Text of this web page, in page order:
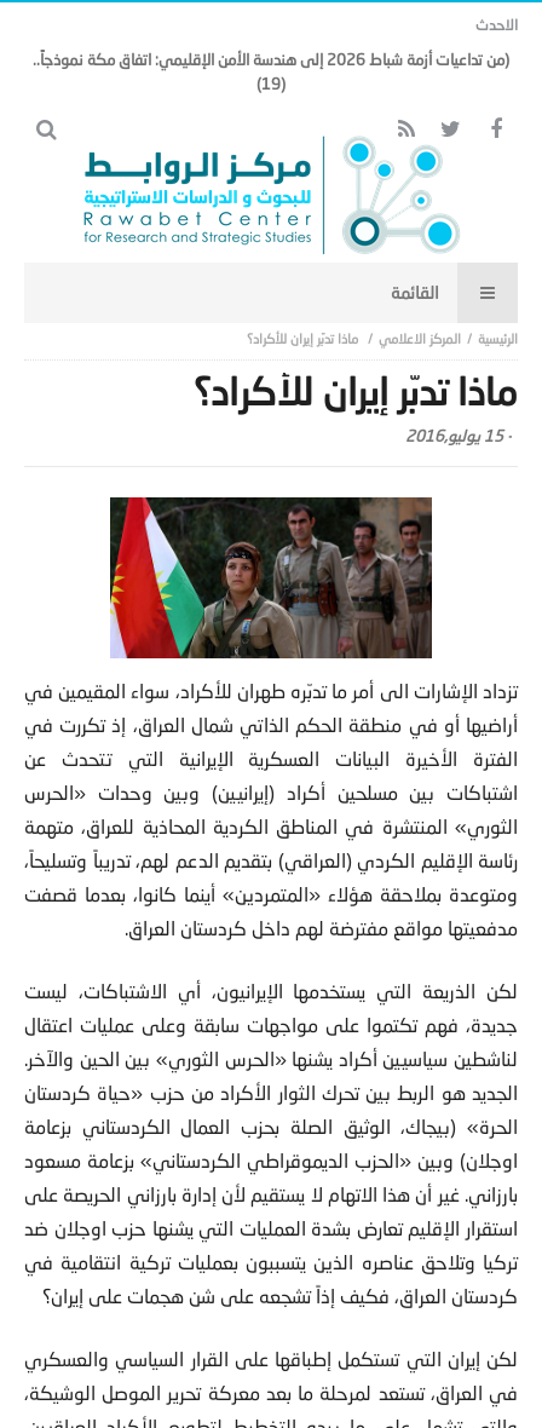
الاحدث
(من تداعيات أزمة شباط 2026 إلى هندسة الأمن الإقليمي: اتفاق مكة نموذجاً..
(19)
المركز الاعلامي ماذا تدبّر إيران للأكراد؟
ماذا تدبّر إيران للأكراد؟
-15 يوليو,2016
تزداد الإشارات الى أمر ما تدبّره طهران للأكراد، سواء المقيمين في
أراضيها أو في منطقة الحكم الذاتي شمال العراق، إذ تكررت في
الفترة الأخيرة البيانات العسكرية الإيرانية التي تتحدث عن
اشتباكات بين مسلحين أكراد (إيرانيين) وبين وحدات «الحرس
الثوري» المنتشرة في المناطق الكردية المحاذية للعراق، متهمة
رئاسة الإقليم الكردي (العراقي) بتقديم الدعم لهم، تدريباً وتسليحاً،
ومتوعدة بملاحقة هؤلاء «المتمردين» أينما كانوا، بعدما قصفت
مدفعيتها مواقع مفترضة لهم داخل كردستان العراق.
لكن الذريعة التي يستخدمها الإيرانيون، أي الاشتباكات، ليست
جديدة، فهم تكتموا على مواجهات سابقة وعلى عمليات اعتقال
لناشطين سياسيين أكراد يشنها «الحرس الثوري» بين الحين والآخر.
الجديد هو الربط بين تحرك الثوار الأكراد من حزب «حياة كردستان
الحرة» (بيجاك، الوثيق الصلة بحزب العمال الكردستاني بزعامة
اوجلان) وبين «الحزب الديموقراطي الكردستاني» بزعامة مسعود
بارزاني. غير أن هذا الاتهام لا يستقيم لأن إدارة بارزاني الحريصة على
استقرار الإقليم تعارض بشدة العمليات التي يشنها حزب اوجلان ضد
تركيا وتلاحق عناصره الذين يتسببون بعمليات تركية انتقامية في
كردستان العراق، فكيف إذاً تشجعه على شن هجمات على إيران؟
لكن إيران التي تستكمل إطباقها على القرار السياسي والعسكري
في العراق، تستعد لمرحلة ما بعد معركة تحرير الموصل الوشيكة،